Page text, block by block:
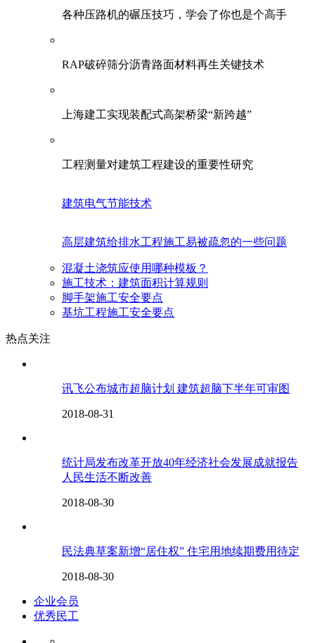
各种压路机的碾压技巧，学会了你也是个高手
RAP破碎筛分沥青路面材料再生关键技术
上海建工实现装配式高架桥梁“新跨越”
工程测量对建筑工程建设的重要性研究
建筑电气节能技术
高层建筑给排水工程施工易被疏忽的一些问题
混凝土浇筑应使用哪种模板？
施工技术：建筑面积计算规则
脚手架施工安全要点
基坑工程施工安全要点
热点关注
讯飞公布城市超脑计划 建筑超脑下半年可审图
2018-08-31
统计局发布改革开放40年经济社会发展成就报告
人民生活不断改善
2018-08-30
民法典草案新增“居住权” 住宅用地续期费用待定
2018-08-30
企业会员
优秀民工